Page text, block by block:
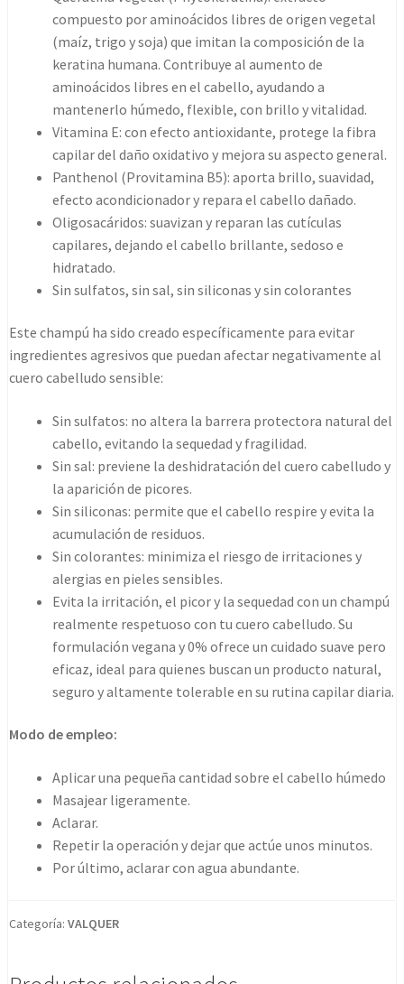
compuesto por aminoácidos libres de origen vegetal
(maíz, trigo y soja) que imitan la composición de la
keratina humana. Contribuye al aumento de
aminoácidos libres en el cabello, ayudando a
mantenerlo húmedo, flexible, con brillo y vitalidad.
Vitamina E: con efecto antioxidante, protege la fibra
capilar del daño oxidativo y mejora su aspecto general.
Panthenol (Provitamina B5): aporta brillo, suavidad,
efecto acondicionador y repara el cabello dañado.
Oligosacáridos: suavizan y reparan las cutículas
capilares, dejando el cabello brillante, sedoso e
hidratado.
Sin sulfatos, sin sal, sin siliconas y sin colorantes
Este champú ha sido creado específicamente para evitar
ingredientes agresivos que puedan afectar negativamente al
cuero cabelludo sensible:
Sin sulfatos: no altera la barrera protectora natural del
cabello, evitando la sequedad y fragilidad.
Sin sal: previene la deshidratación del cuero cabelludo y
la aparición de picores.
Sin siliconas: permite que el cabello respire y evita la
acumulación de residuos.
Sin colorantes: minimiza el riesgo de irritaciones y
alergias en pieles sensibles.
Evita la irritación, el picor y la sequedad con un champú
realmente respetuoso con tu cuero cabelludo. Su
formulación vegana y 0% ofrece un cuidado suave pero
eficaz, ideal para quienes buscan un producto natural,
seguro y altamente tolerable en su rutina capilar diaria.
Modo de empleo:
Aplicar una pequeña cantidad sobre el cabello húmedo
Masajear ligeramente.
Aclarar.
Repetir la operación y dejar que actúe unos minutos.
Por último, aclarar con agua abundante.
Categoría: VALQUER